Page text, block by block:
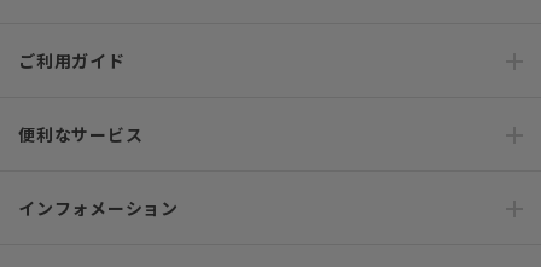
ご利用ガイド
便利なサービス
インフォメーション